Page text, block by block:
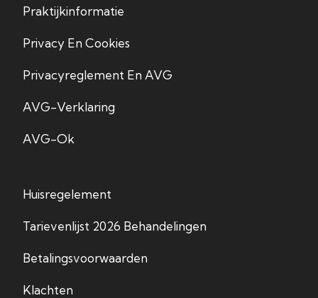
Praktijkinformatie
Privacy En Cookies
Privacyreglement En AVG
AVG-Verklaring
AVG-Ok
Huisregelement
Tarievenlijst 2026 Behandelingen
Betalingsvoorwaarden
Klachten